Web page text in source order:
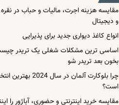
مقایسه هزینه اجرت، مالیات و حباب در
و دیجیتال
انواع کاغذ دیواری جدید برای پذیرایی
اساسی ترین مشکلات شغلی یک تریدر
بخون بعد تریدر شو
چرا بلوکارت آلمان در سال 2024
است؟
مقایسه خرید اینترنتی و حضوری، آباژور را